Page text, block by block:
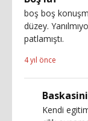
boş boş
düzey.
patlamıştı.
4 yıl önce
Kendi